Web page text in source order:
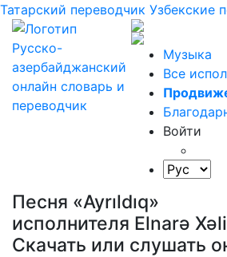
Татарский переводчик Узбекские
Музыка
Все
Войти
Песня «Ayrıldıq»
исполнителя Elnarə
Скачать или слушать